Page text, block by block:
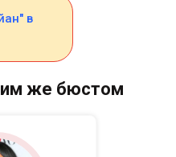
в
же бюстом